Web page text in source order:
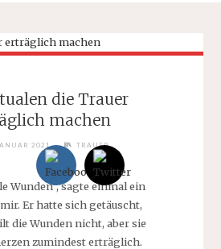
die Trauer
machen
2021 TRAUER
Wunden“, sagte einmal ein
Er hatte sich getäuscht,
die Wunden nicht, aber sie
zumindest erträglich.